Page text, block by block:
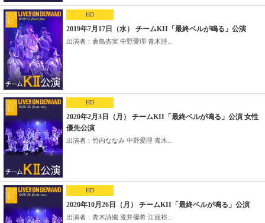
HD
2019年7月17日（水） チームKII「最終ベルが鳴る」公演
出演者：倉島杏実 中野愛理 青木詩...
HD
2020年2月3日（月） チームKII「最終ベルが鳴る」公演 女性
優先公演
出演者：竹内ななみ 中野愛理 青木...
HD
2020年10月26日（月） チームKII「最終ベルが鳴る」公演
出演者：青木詩織 荒井優希 江籠裕...